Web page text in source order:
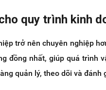
quy trình kinh
trở nên chuyên nghiệp
đồng nhất, giúp quá trình
quản lý, theo dõi và đánh